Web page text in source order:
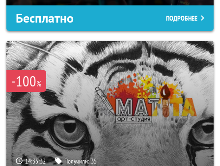
Бесплатно ПОДРОБНЕЕ
-100%
14:35:29 Получили:35